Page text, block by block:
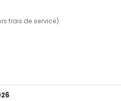
frais de service)